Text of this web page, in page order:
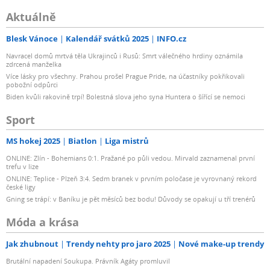
Aktuálně
Blesk Vánoce Kalendář svátků 2025 INFO.cz
Navracel domů mrtvá těla Ukrajinců i Rusů: Smrt válečného hrdiny oznámila
zdrcená manželka
Více lásky pro všechny. Prahou prošel Prague Pride, na účastníky pokřikovali
pobožní odpůrci
Biden kvůli rakovině trpí! Bolestná slova jeho syna Huntera o šířící se nemoci
Sport
MS hokej 2025 Biatlon Liga mistrů
ONLINE: Zlín - Bohemians 0:1. Pražané po půli vedou. Mirvald zaznamenal první
trefu v lize
ONLINE: Teplice - Plzeň 3:4. Sedm branek v prvním poločase je vyrovnaný rekord
české ligy
Gning se trápí: v Baníku je pět měsíců bez bodu! Důvody se opakují u tří trenérů
Móda a krása
Jak zhubnout Trendy nehty pro jaro 2025 Nové make-up trendy
Brutální napadení Soukupa. Právník Agáty promluvil